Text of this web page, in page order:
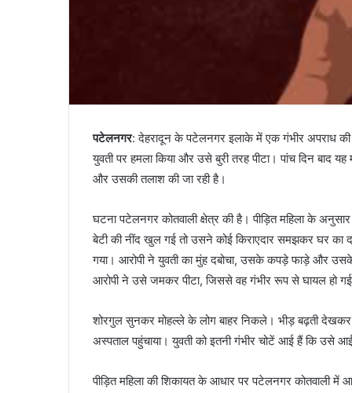
पटेलनगर: देहरादून के पटेलनगर इलाके में एक गंभीर अपराध
युवती पर हमला किया और उसे बुरी तरह पीटा। पांच दिन बाद
और उसकी तलाश की जा रही है।
घटना पटेलनगर कोतवाली क्षेत्र की है। पीड़ित महिला के
बेटी की नींद खुल गई तो उसने कोई किराएदार समझकर घर का
गया। आरोपी ने युवती का मुंह दबोचा, उसके कपड़े फाड़े और
आरोपी ने उसे जमकर पीटा, जिससे वह गंभीर रूप से घायल हो
शोरगुल सुनकर मोहल्ले के लोग बाहर निकले। भीड़ बढ़ती देखकर
अस्पताल पहुंचाया। युवती को इतनी गंभीर चोटें आई हैं कि उसे
पीड़ित महिला की शिकायत के आधार पर पटेलनगर कोतवाली में